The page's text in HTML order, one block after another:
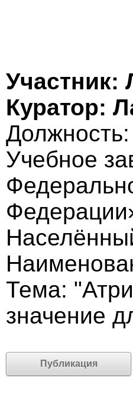
Участник:
Куратор:
Должность:
Учебное
Тема:
значение
Публикация